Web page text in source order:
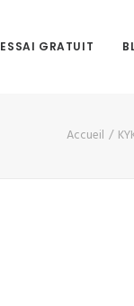
ESSAI GRATUIT
Accueil